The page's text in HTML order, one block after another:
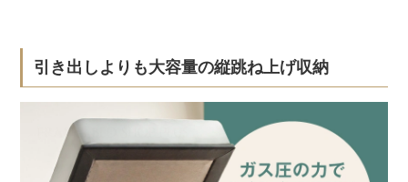
引き出しよりも大容量の縦跳ね上げ収納